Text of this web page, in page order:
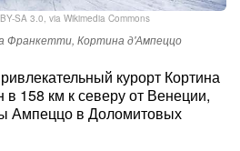
SA 3.0, via Wikimedia Commons
Франкетти, Кортина д'Ампеццо
курорт Кортина
158 км к северу от Венеции,
Ампеццо в Доломитовых